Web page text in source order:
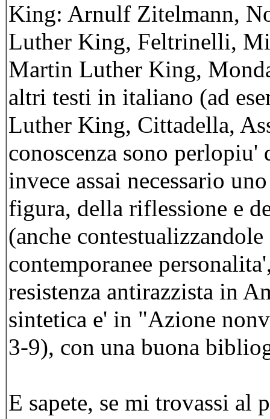
King: Arnulf Zitelmann,
Luther King, Feltrinelli,
Martin Luther King,
altri testi in italiano (ad
Luther King, Cittadella,
conoscenza sono
invece assai necessario
figura, della riflessione e
(anche
contemporanee
resistenza antirazzista in
sintetica e' in "Azione
3-9), con una buona
E sapete, se mi trovassi al